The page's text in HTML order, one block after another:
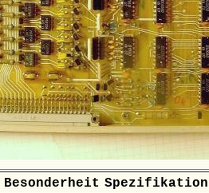
Besonderheit Spezifikation